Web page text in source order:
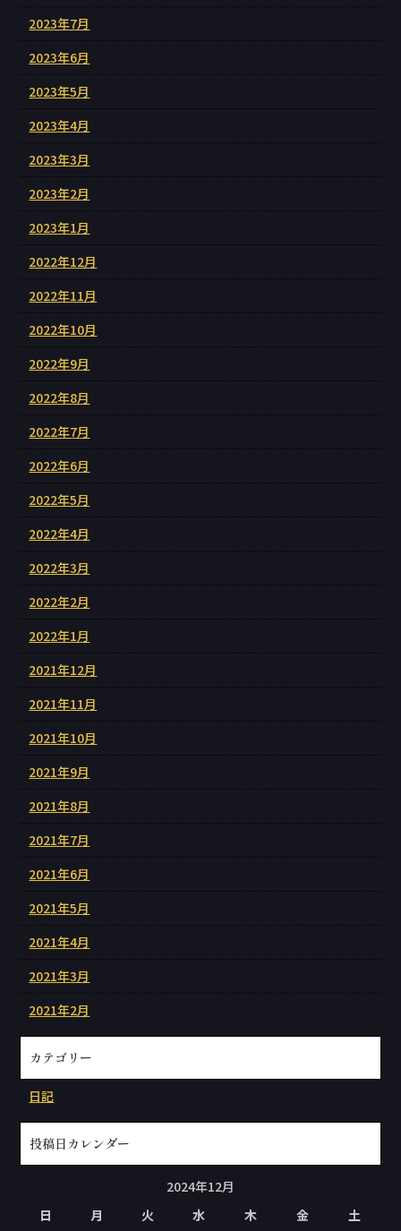
2023年7月
2023年6月
2023年5月
2023年4月
2023年3月
2023年2月
2023年1月
2022年12月
2022年11月
2022年10月
2022年9月
2022年8月
2022年7月
2022年6月
2022年5月
2022年4月
2022年3月
2022年2月
2022年1月
2021年12月
2021年11月
2021年10月
2021年9月
2021年8月
2021年7月
2021年6月
2021年5月
2021年4月
2021年3月
2021年2月
カテゴリー
日記
投稿日カレンダー
2024年12月
日
月 火 水 木 金
土